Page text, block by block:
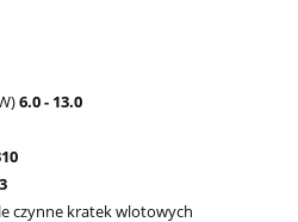
6.0 - 13.0
czynne kratek wlotowych